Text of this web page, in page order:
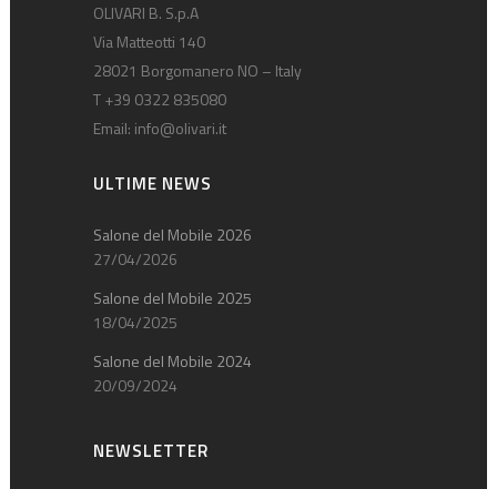
OLIVARI B. S.p.A
Via Matteotti 140
28021 Borgomanero NO – Italy
T +39 0322 835080
Email: info@olivari.it
ULTIME NEWS
Salone del Mobile 2026
27/04/2026
Salone del Mobile 2025
18/04/2025
Salone del Mobile 2024
20/09/2024
NEWSLETTER